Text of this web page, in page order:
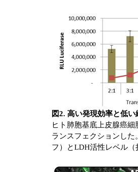
図2. 高い発現効率と低い
ヒト肺胞基底上皮腺癌
ランスフェクションし
フ）とLDH活性レベル（